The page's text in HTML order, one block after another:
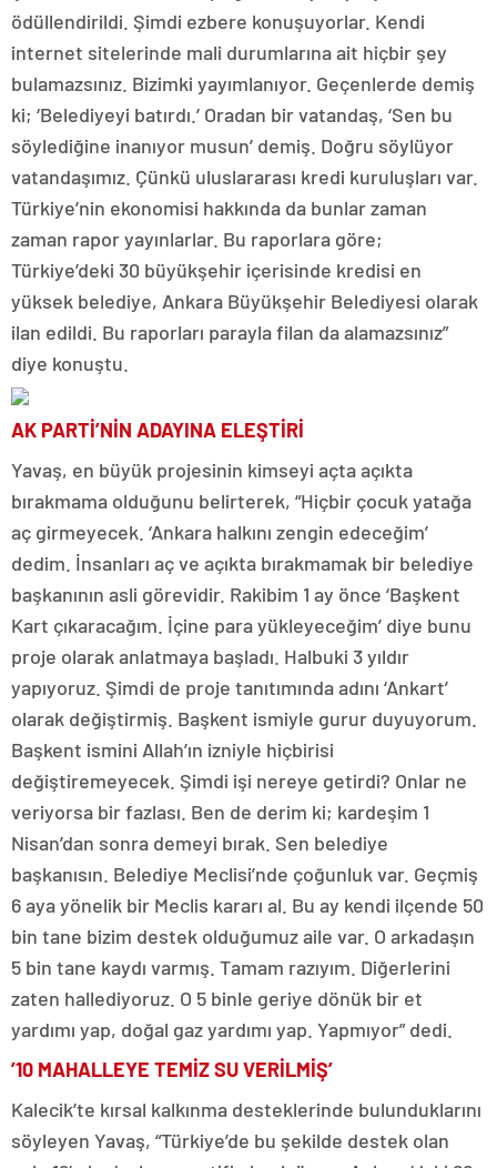
ödüllendirildi. Şimdi ezbere konuşuyorlar. Kendi
internet sitelerinde mali durumlarına ait hiçbir şey
bulamazsınız. Bizimki yayımlanıyor. Geçenlerde demiş
ki; ‘Belediyeyi batırdı.’ Oradan bir vatandaş, ‘Sen bu
söylediğine inanıyor musun’ demiş. Doğru söylüyor
vatandaşımız. Çünkü uluslararası kredi kuruluşları var.
Türkiye’nin ekonomisi hakkında da bunlar zaman
zaman rapor yayınlarlar. Bu raporlara göre;
Türkiye’deki 30 büyükşehir içerisinde kredisi en
yüksek belediye, Ankara Büyükşehir Belediyesi olarak
ilan edildi. Bu raporları parayla filan da alamazsınız”
diye konuştu.
AK PARTİ’NİN ADAYINA ELEŞTİRİ
Yavaş, en büyük projesinin kimseyi açta açıkta
bırakmama olduğunu belirterek, “Hiçbir çocuk yatağa
aç girmeyecek. ‘Ankara halkını zengin edeceğim’
dedim. İnsanları aç ve açıkta bırakmamak bir belediye
başkanının asli görevidir. Rakibim 1 ay önce ‘Başkent
Kart çıkaracağım. İçine para yükleyeceğim’ diye bunu
proje olarak anlatmaya başladı. Halbuki 3 yıldır
yapıyoruz. Şimdi de proje tanıtımında adını ‘Ankart’
olarak değiştirmiş. Başkent ismiyle gurur duyuyorum.
Başkent ismini Allah’ın izniyle hiçbirisi
değiştiremeyecek. Şimdi işi nereye getirdi? Onlar ne
veriyorsa bir fazlası. Ben de derim ki; kardeşim 1
Nisan’dan sonra demeyi bırak. Sen belediye
başkanısın. Belediye Meclisi’nde çoğunluk var. Geçmiş
6 aya yönelik bir Meclis kararı al. Bu ay kendi ilçende 50
bin tane bizim destek olduğumuz aile var. O arkadaşın
5 bin tane kaydı varmış. Tamam razıyım. Diğerlerini
zaten hallediyoruz. O 5 binle geriye dönük bir et
yardımı yap, doğal gaz yardımı yap. Yapmıyor” dedi.
’10 MAHALLEYE TEMİZ SU VERİLMİŞ’
Kalecik’te kırsal kalkınma desteklerinde bulunduklarını
söyleyen Yavaş, “Türkiye’de bu şekilde destek olan